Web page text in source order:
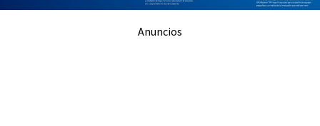
Anuncios